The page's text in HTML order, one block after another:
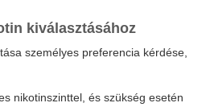
kiválasztásához
személyes preferencia kérdése,
nikotinszinttel, és szükség esetén